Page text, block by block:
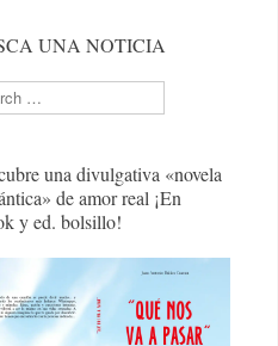
UNA NOTICIA
una divulgativa «novela
de amor real ¡En
y ed. bolsillo!